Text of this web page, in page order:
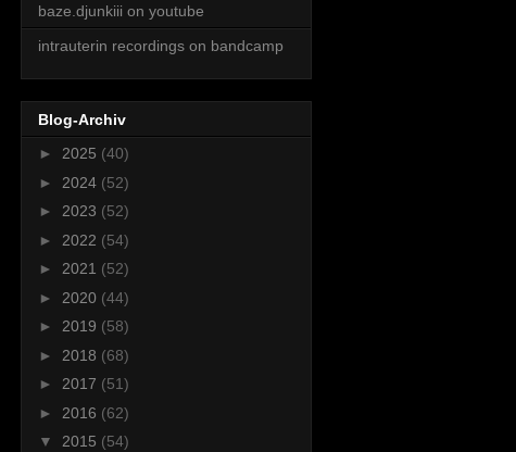
baze.djunkiii on youtube
intrauterin recordings on bandcamp
Blog-Archiv
► 2025 (40)
► 2024 (52)
► 2023 (52)
► 2022 (54)
► 2021 (52)
► 2020 (44)
► 2019 (58)
► 2018 (68)
► 2017 (51)
► 2016 (62)
▼ 2015 (54)